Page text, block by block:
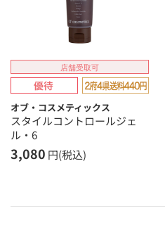
店舗受取可
オブ・コスメティックス
スタイルコントロールジェ
ル・6
3,080 円(税込)